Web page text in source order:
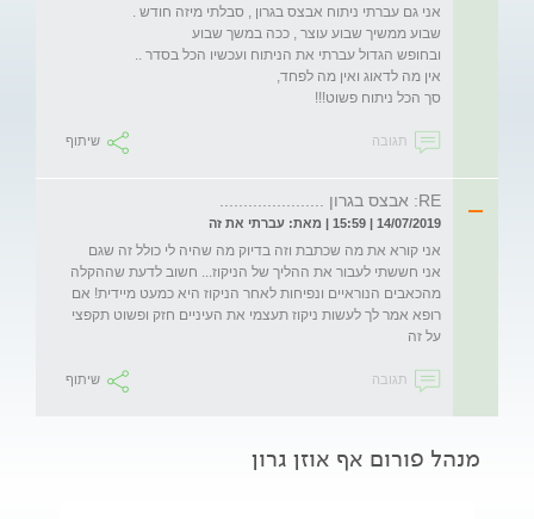
סך הכל ניתוח פשוט!!!
תגובה שיתוף
RE: אבצס בגרון ......................
14/07/2019 | 15:59 | מאת: עברתי את זה
אני קורא את מה שכתבת וזה בדיוק מה שהיה לי כולל זה שגם
אני חששתי לעבור את ההליך של הניקוז... חשוב לדעת שההקלה
מהכאבים הנוראיים ונפיחות לאחר הניקוז היא כמעט מיידית! אם
רופא אמר לך לעשות ניקוז תעצמי את העיניים חזק ופשוט תקפצי
על זה
תגובה שיתוף
מנהל פורום אף אוזן גרון